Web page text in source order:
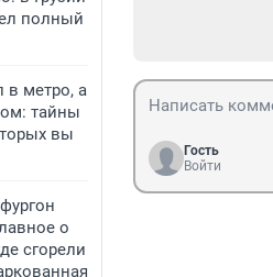
полный
в метро, а
тайны
вы
о
сгорели
Гость
Войти